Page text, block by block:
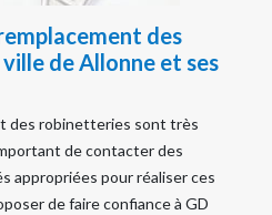
des
de Allonne et ses
des robinetteries sont très
de contacter des
appropriées pour réaliser ces
de faire confiance à GD